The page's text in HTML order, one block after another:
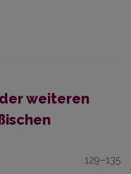
weiteren
129–135